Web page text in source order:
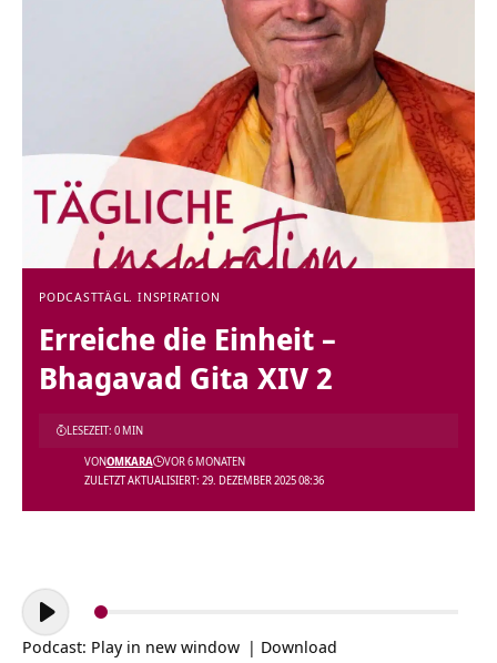
PODCASTTÄGL. INSPIRATION
Erreiche die Einheit –
Bhagavad Gita XIV 2
ZULETZT AKTUALISIERT: 29. DEZEMBER 2025 08:36
VONOMKARA VOR 6 MONATEN
LESEZEIT: 0 MIN
Audio-
Player
Podcast: Play in new window | Download